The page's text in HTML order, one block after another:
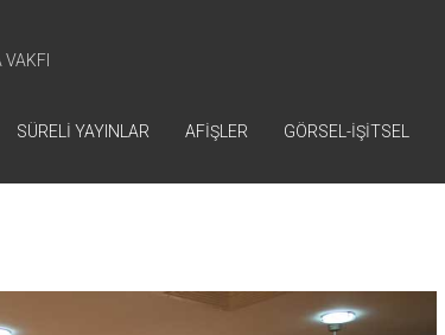
SÜRELİ YAYINLAR AFİŞLER GÖRSEL-İŞİTSEL